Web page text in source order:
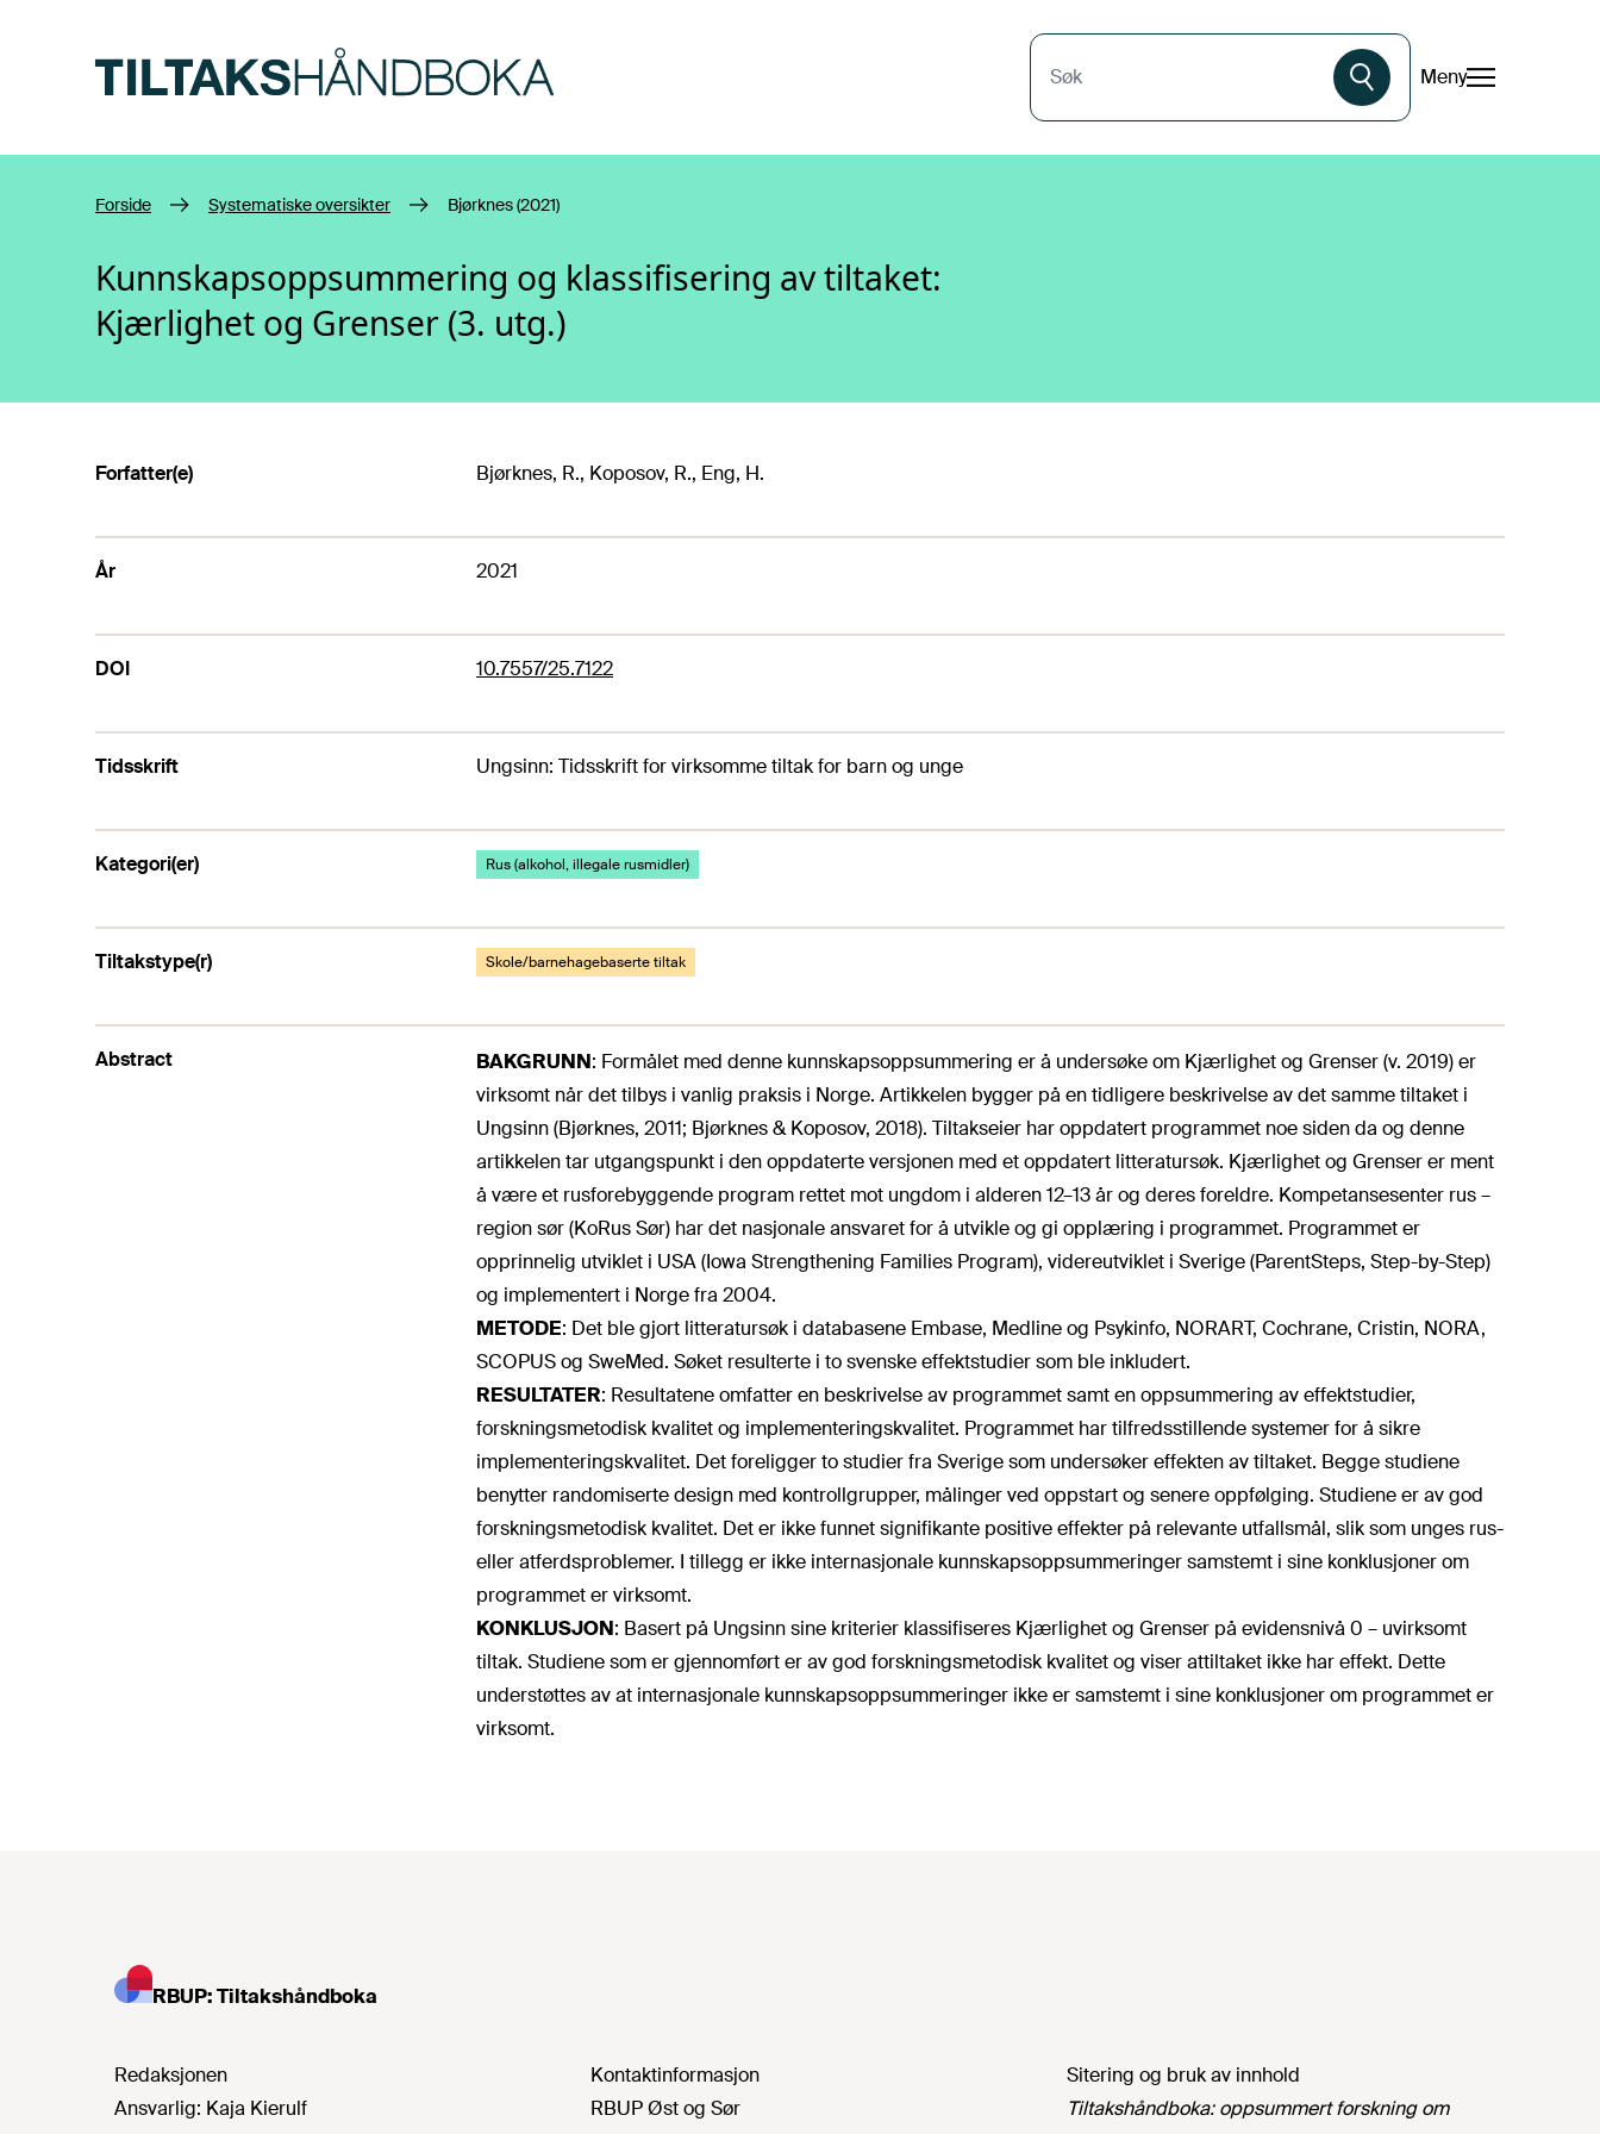
Søk Meny
Forside Systematiske oversikter Bjørknes (2021)
Kunnskapsoppsummering og klassifisering av tiltaket:
Kjærlighet og Grenser (3. utg.)
Forfatter(e) Bjørknes, R., Koposov, R., Eng, H.
År 2021
DOI 10.7557/25.7122
Tidsskrift Ungsinn: Tidsskrift for virksomme tiltak for barn og unge
Kategori(er) Rus (alkohol, illegale rusmidler)
Tiltakstype(r) Skole/barnehagebaserte tiltak
Abstract BAKGRUNN: Formålet med denne kunnskapsoppsummering er å undersøke om Kjærlighet og Grenser (v. 2019) er
virksomt når det tilbys i vanlig praksis i Norge. Artikkelen bygger på en tidligere beskrivelse av det samme tiltaket i
Ungsinn (Bjørknes, 2011; Bjørknes & Koposov, 2018). Tiltakseier har oppdatert programmet noe siden da og denne
artikkelen tar utgangspunkt i den oppdaterte versjonen med et oppdatert litteratursøk. Kjærlighet og Grenser er ment
å være et rusforebyggende program rettet mot ungdom i alderen 12–13 år og deres foreldre. Kompetansesenter rus –
region sør (KoRus Sør) har det nasjonale ansvaret for å utvikle og gi opplæring i programmet. Programmet er
opprinnelig utviklet i USA (Iowa Strengthening Families Program), videreutviklet i Sverige (ParentSteps, Step-by-Step)
og implementert i Norge fra 2004.
METODE: Det ble gjort litteratursøk i databasene Embase, Medline og Psykinfo, NORART, Cochrane, Cristin, NORA,
SCOPUS og SweMed. Søket resulterte i to svenske effektstudier som ble inkludert.
RESULTATER: Resultatene omfatter en beskrivelse av programmet samt en oppsummering av effektstudier,
forskningsmetodisk kvalitet og implementeringskvalitet. Programmet har tilfredsstillende systemer for å sikre
implementeringskvalitet. Det foreligger to studier fra Sverige som undersøker effekten av tiltaket. Begge studiene
benytter randomiserte design med kontrollgrupper, målinger ved oppstart og senere oppfølging. Studiene er av god
forskningsmetodisk kvalitet. Det er ikke funnet signifikante positive effekter på relevante utfallsmål, slik som unges rus-
eller atferdsproblemer. I tillegg er ikke internasjonale kunnskapsoppsummeringer samstemt i sine konklusjoner om
programmet er virksomt.
KONKLUSJON: Basert på Ungsinn sine kriterier klassifiseres Kjærlighet og Grenser på evidensnivå 0 – uvirksomt
tiltak. Studiene som er gjennomført er av god forskningsmetodisk kvalitet og viser attiltaket ikke har effekt. Dette
understøttes av at internasjonale kunnskapsoppsummeringer ikke er samstemt i sine konklusjoner om programmet er
virksomt.
RBUP: Tiltakshåndboka
Redaksjonen
Ansvarlig: Kaja Kierulf
Kontaktinformasjon
RBUP Øst og Sør
Sitering og bruk av innhold
Tiltakshåndboka: oppsummert forskning om